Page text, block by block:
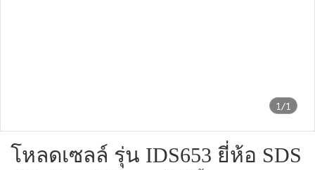
1/1
โหลดเซลล์ รุ่น IDS653 ยี่ห้อ SDS